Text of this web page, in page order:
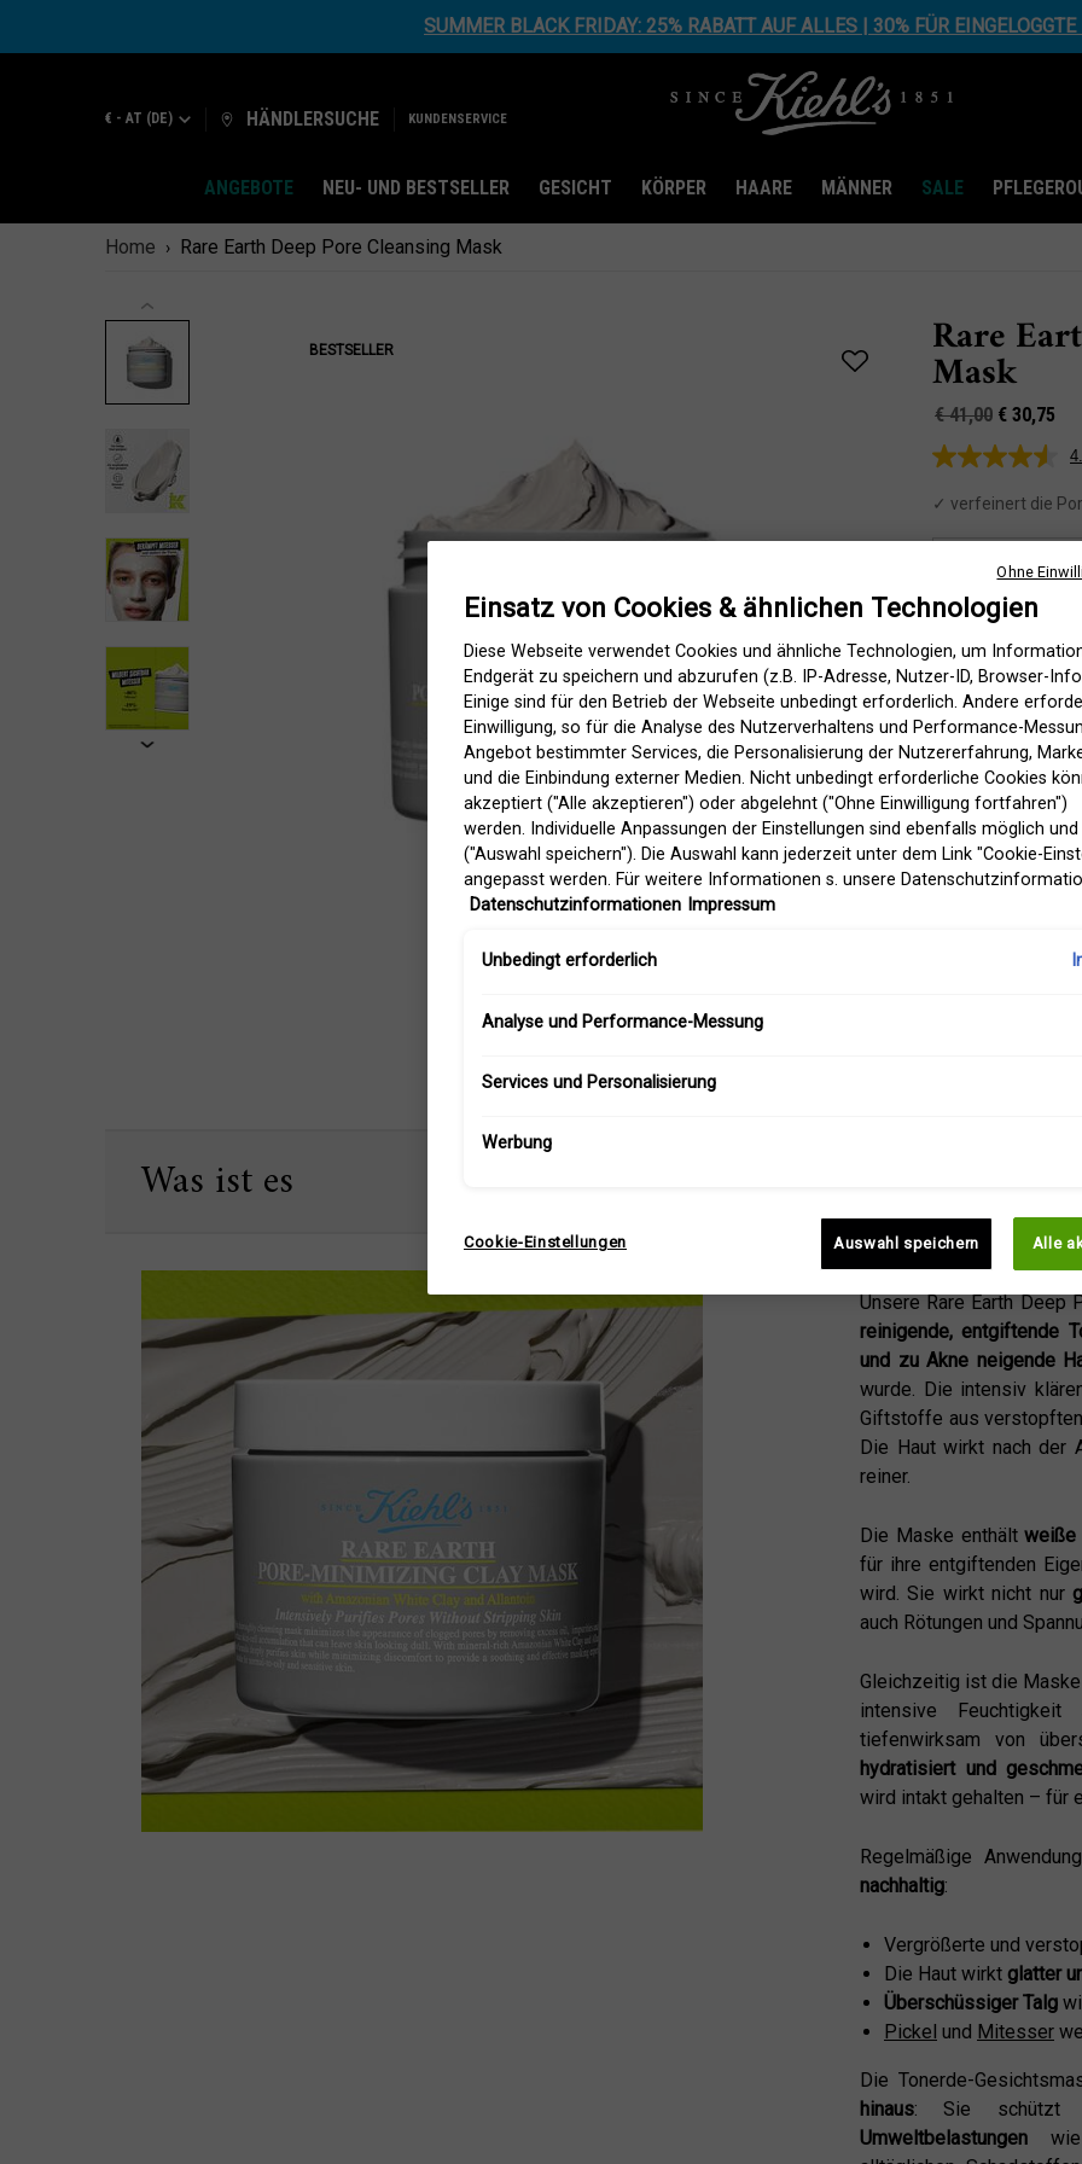
SUMMER BLACK FRIDAY: 25% RABATT AUF ALLES | 30% FÜR EINGELOGGTE
€ - AT (DE) HÄNDLERSUCHE KUNDENSERVICE
ANGEBOTE NEU- UND BESTSELLER GESICHT KÖRPER HAARE MÄNNER SALE
Home Rare Earth Deep Pore Cleansing Mask
Rare
Mask
Alter Preis
€ 41,00
Neuer Preis
€ 30,75
Rare Earth Deep Pore
BESTSELLER
✓ verfeinert die
Die
Alter
€ 26,00Neuer
€
(€ 696,43/1l.)
−
Anzahl
+
Was ist es
Unsere Rare Earth Deep
reinigende, entgiftende
und zu Akne neigende
wurde. Die intensiv
Giftstoffe aus
Die Haut wirkt nach der
reiner.
Die Maske enthältweiße
für ihre entgiftenden
wird. Sie wirkt nicht nur
auch Rötungen und
Gleichzeitig ist die
intensive
tiefenwirksam von
hydratisiert und
wird intakt gehalten – für
Regelmäßige Anwendung
nachhaltig:
Vergrößerte und
Die Haut wirkt glatter
Überschüssiger Talg
Pickel und Mitesser
Die Tonerde-
hinaus: Sie
Umweltbelastungen wie
Einsatz von Cookies & ähnlichen Technologien
Diese Webseite verwendet Cookies und ähnliche Technologien, um
Endgerät zu speichern und abzurufen (z.B. IP-Adresse, Nutzer-ID, Browser-
Einige sind für den Betrieb der Webseite unbedingt erforderlich. Andere
Einwilligung, so für die Analyse des Nutzerverhaltens und Performance-
Angebot bestimmter Services, die Personalisierung der Nutzererfahrung,
und die Einbindung externer Medien. Nicht unbedingt erforderliche Cookies
akzeptiert ("Alle akzeptieren") oder abgelehnt ("Ohne Einwilligung fortfahren")
werden. Individuelle Anpassungen der Einstellungen sind ebenfalls möglich
("Auswahl speichern"). Die Auswahl kann jederzeit unter dem Link "Cookie-
angepasst werden. Für weitere Informationen s. unsere
Datenschutzinformationen Impressum
Unbedingt erforderlich
Analyse und Performance-Messung
Services und Personalisierung
Werbung
Cookie-Einstellungen Auswahl speichern Alle
Ohne